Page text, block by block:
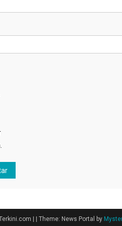
| Theme: News Portal by